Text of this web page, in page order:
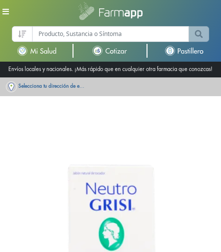
Envíos locales y nacionales. ¡Más rápido que en cualquier otra farmacia que conozcas!
Selecciona tu dirección de entrega